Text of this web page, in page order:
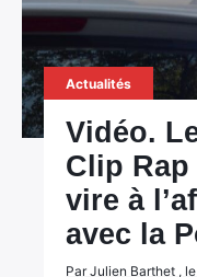
Actualités
Vidéo.
Clip
vire à
avec la
Par Julien Barthet ,